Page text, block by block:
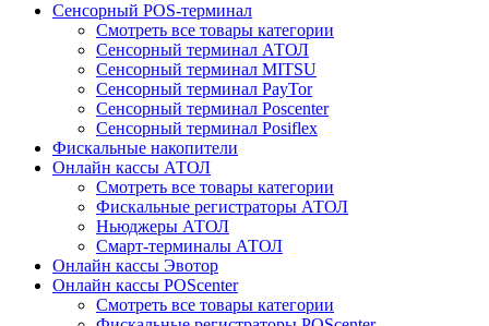
Сенсорный POS-терминал
Смотреть все товары категории
Сенсорный терминал АТОЛ
Сенсорный терминал MITSU
Сенсорный терминал PayTor
Сенсорный терминал Poscenter
Сенсорный терминал Posiflex
Фискальные накопители
Онлайн кассы АТОЛ
Смотреть все товары категории
Фискальные регистраторы АТОЛ
Ньюджеры АТОЛ
Смарт-терминалы АТОЛ
Онлайн кассы Эвотор
Онлайн кассы POScenter
Смотреть все товары категории